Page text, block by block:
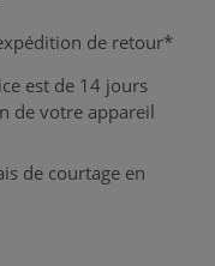
de retour*
est de 14 jours
de votre appareil
de courtage en